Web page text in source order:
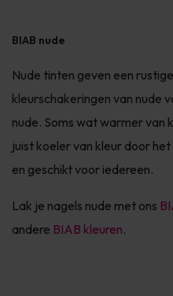
BIAB nude
Nude tinten geven een
kleurschakeringen van nude
nude. Soms wat warmer van
juist koeler van kleur door
en geschikt voor iedereen.
Lak je nagels nude met ons
andere BIAB kleuren.